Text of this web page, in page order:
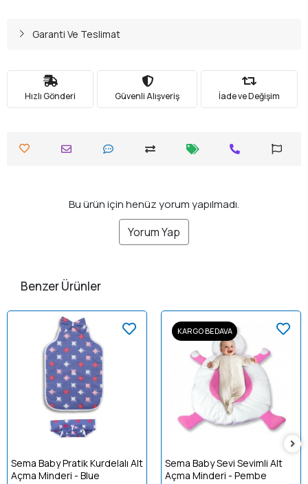
Garanti Ve Teslimat
Hızlı Gönderi Güvenli Alışveriş İade ve Değişim
Bu ürün için henüz yorum yapılmadı.
Yorum Yap
Benzer Ürünler
Sema Baby Pratik Kurdelalı Alt
Açma Minderi - Blue
KARGO BEDAVA
Sema Baby Sevi Sevimli Alt
Açma Minderi - Pembe